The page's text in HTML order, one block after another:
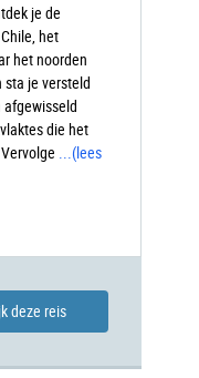
je de
het
het noorden
je versteld
die het
(lees
deze reis